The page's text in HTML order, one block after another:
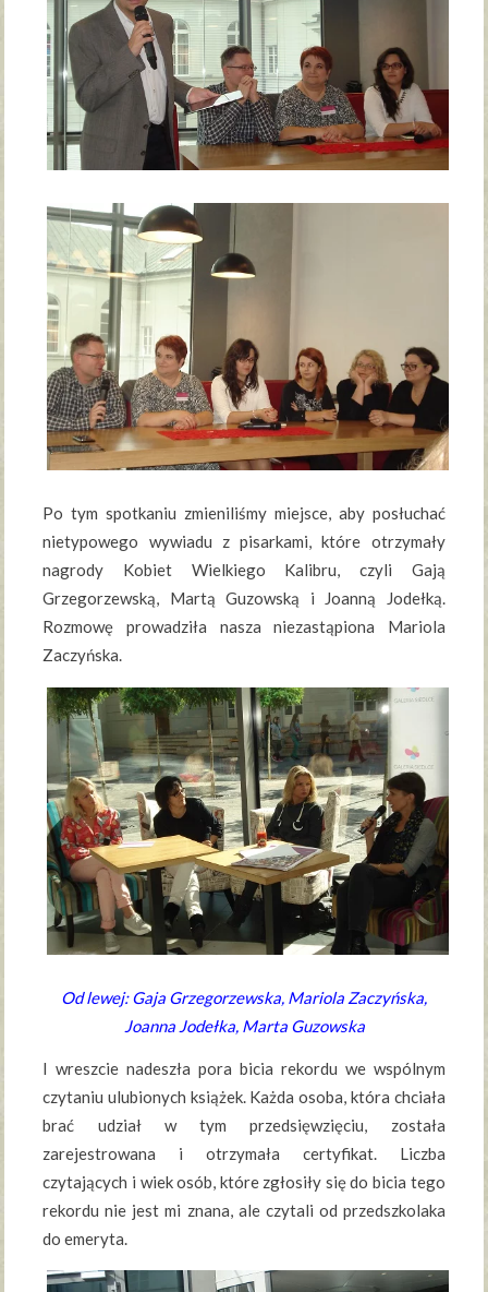
Po tym spotkaniu zmieniliśmy miejsce, aby posłuchać
nietypowego wywiadu z pisarkami, które otrzymały
nagrody Kobiet Wielkiego Kalibru, czyli Gają
Grzegorzewską, Martą Guzowską i Joanną Jodełką.
Rozmowę prowadziła nasza niezastąpiona Mariola
Zaczyńska.
Od lewej: Gaja Grzegorzewska, Mariola Zaczyńska,
Joanna Jodełka, Marta Guzowska
I wreszcie nadeszła pora bicia rekordu we wspólnym
czytaniu ulubionych książek. Każda osoba, która chciała
brać udział w tym przedsięwzięciu, została
zarejestrowana i otrzymała certyfikat. Liczba
czytających i wiek osób, które zgłosiły się do bicia tego
rekordu nie jest mi znana, ale czytali od przedszkolaka
do emeryta.